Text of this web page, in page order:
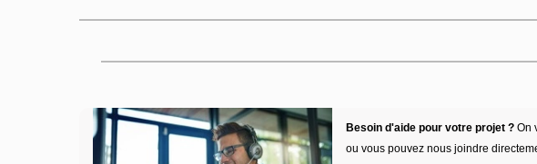
Besoin d'aide pour votre projet ?On
ou vous pouvez nous joindre